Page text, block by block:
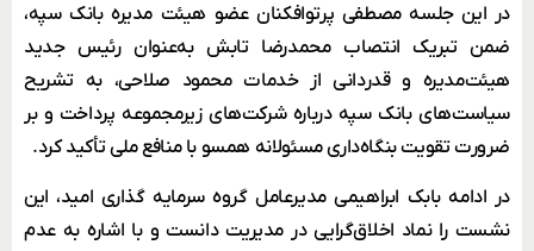
در این جلسه مصطفی پرتوافکنان عضو هیئت‌ مدیره بانک سپه،
ضمن تبریک انتصاب محمدرضا تابش به‌عنوان رئیس جدید
هیئت‌مدیره و قدردانی از خدمات محمود صلاحی، به تشریح
سیاست‌های بانک سپه درباره شرکت‌های زیرمجموعه پرداخت و بر
ضرورت تقویت بنگاه‌داری مسئولانه همسو با منافع ملی تأکید کرد.
در ادامه بابک ابراهیمی مدیرعامل گروه سرمایه گذاری امید، این
نشست را نماد اخلاق‌گرایی در مدیریت دانست و با اشاره به عدم